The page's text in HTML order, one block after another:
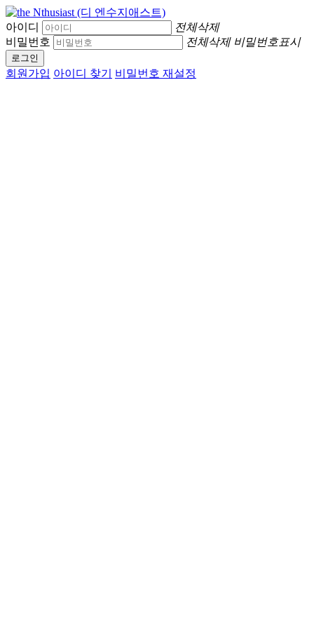
아이디
전체삭제
비밀번호
전체삭제 비밀번호표시
로그인
회원가입 아이디 찾기 비밀번호 재설정